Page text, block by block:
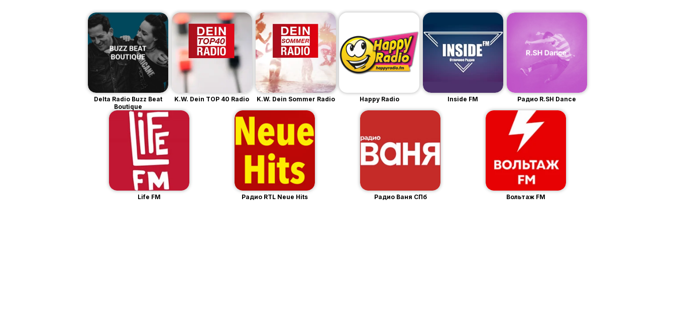
Delta Radio Buzz Beat
Boutique
K.W. Dein TOP 40 Radio K.W. Dein Sommer Radio Happy Radio Inside FM Радио R.SH Dance
Life FM Радио RTL Neue Hits Радио Ваня СПб Вольтаж FM